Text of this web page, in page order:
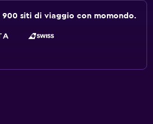
siti di viaggio con momondo.